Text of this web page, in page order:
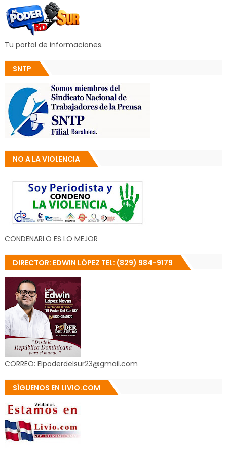
Tu portal de informaciones.
SNTP
NO A LA VIOLENCIA
CONDENARLO ES LO MEJOR
DIRECTOR: EDWIN LÓPEZ TEL: (829) 984-9179
CORREO: Elpoderdelsur23@gmail.com
SÍGUENOS EN LIVIO.COM